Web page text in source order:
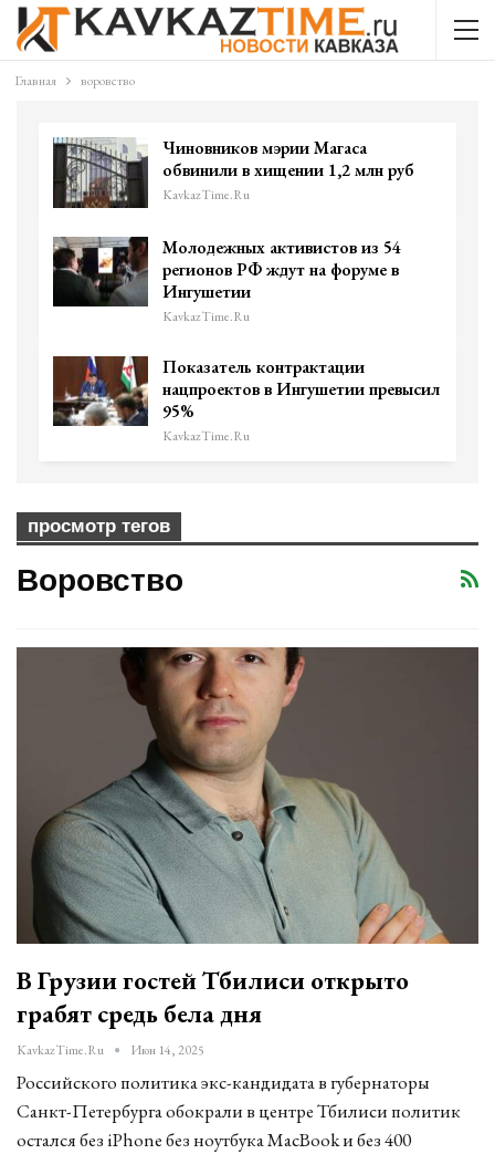
Главная воровство
Чиновников мэрии Магаса
обвинили в хищении 1,2 млн руб
KavkazTime.ru
Молодежных активистов из 54
регионов РФ ждут на форуме в
Ингушетии
KavkazTime.ru
Показатель контрактации
нацпроектов в Ингушетии превысил
95%
KavkazTime.ru
просмотр тегов
Воровство
В Грузии гостей Тбилиси открыто
грабят средь бела дня
KavkazTime.ru Июн 14, 2025
Российского политика экс-кандидата в губернаторы
Санкт-Петербурга обокрали в центре Тбилиси политик
остался без iPhone без ноутбука MacBook и без 400